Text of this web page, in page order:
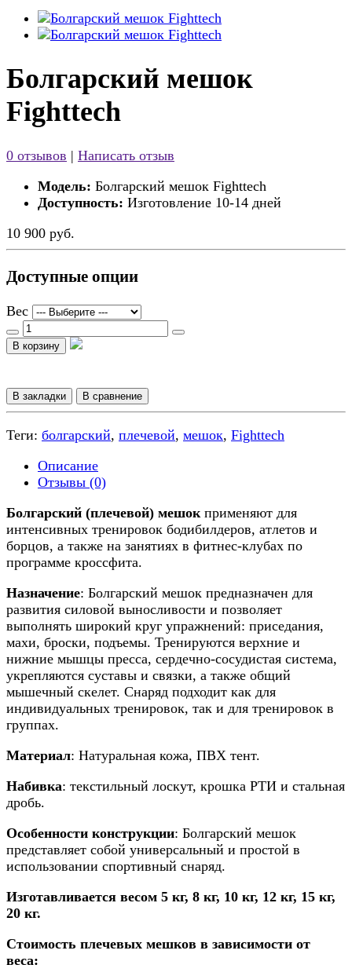
Болгарский мешок
Fighttech
0 отзывов | Написать отзыв
Модель: Болгарский мешок Fighttech
Доступность: Изготовление 10-14 дней
10 900 руб.
Доступные опции
Вес
В корзину
В закладки В сравнение
Теги: болгарский, плечевой, мешок, Fighttech
Описание
Отзывы (0)
Болгарский (плечевой) мешок применяют для
интенсивных тренировок бодибилдеров, атлетов и
борцов, а также на занятиях в фитнес-клубах по
программе кроссфита.
Назначение: Болгарский мешок предназначен для
развития силовой выносливости и позволяет
выполнять широкий круг упражнений: приседания,
махи, броски, подъемы. Тренируются верхние и
нижние мышцы пресса, сердечно-сосудистая система,
укрепляются суставы и связки, а также общий
мышечный скелет. Снаряд подходит как для
индивидуальных тренировок, так и для тренировок в
группах.
Материал: Натуральная кожа, ПВХ тент.
Набивка: текстильный лоскут, крошка РТИ и стальная
дробь.
Особенности конструкции: Болгарский мешок
представляет собой универсальный и простой в
использовании спортивный снаряд.
Изготавливается весом 5 кг, 8 кг, 10 кг, 12 кг, 15 кг,
20 кг.
Стоимость плечевых мешков в зависимости от
веса: